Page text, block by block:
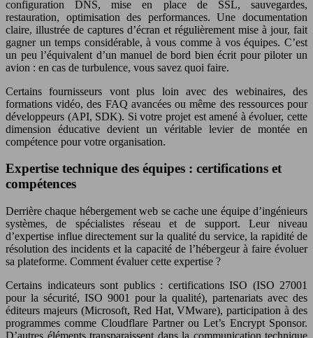
configuration DNS, mise en place de SSL, sauvegardes,
restauration, optimisation des performances. Une documentation
claire, illustrée de captures d’écran et régulièrement mise à jour, fait
gagner un temps considérable, à vous comme à vos équipes. C’est
un peu l’équivalent d’un manuel de bord bien écrit pour piloter un
avion : en cas de turbulence, vous savez quoi faire.
Certains fournisseurs vont plus loin avec des webinaires, des
formations vidéo, des FAQ avancées ou même des ressources pour
développeurs (API, SDK). Si votre projet est amené à évoluer, cette
dimension éducative devient un véritable levier de montée en
compétence pour votre organisation.
Expertise technique des équipes : certifications et
compétences
Derrière chaque hébergement web se cache une équipe d’ingénieurs
systèmes, de spécialistes réseau et de support. Leur niveau
d’expertise influe directement sur la qualité du service, la rapidité de
résolution des incidents et la capacité de l’hébergeur à faire évoluer
sa plateforme. Comment évaluer cette expertise ?
Certains indicateurs sont publics : certifications ISO (ISO 27001
pour la sécurité, ISO 9001 pour la qualité), partenariats avec des
éditeurs majeurs (Microsoft, Red Hat, VMware), participation à des
programmes comme Cloudflare Partner ou Let’s Encrypt Sponsor.